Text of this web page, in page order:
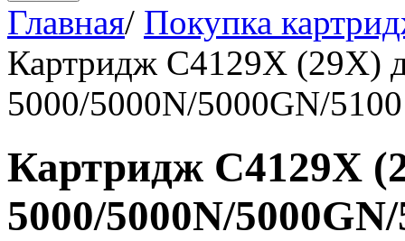
Главная/ Покупка
Картридж C4129X (29X)
5000/5000N/5000GN/5100
Картридж C4129X
5000/5000N/